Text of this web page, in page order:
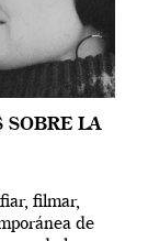
SOBRE LA
filmar,
de